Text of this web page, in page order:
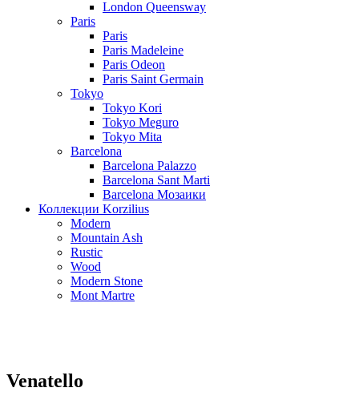
London Queensway
Paris
Paris
Paris Madeleine
Paris Odeon
Paris Saint Germain
Tokyo
Tokyo Kori
Tokyo Meguro
Tokyo Mita
Barcelona
Barcelona Palazzo
Barcelona Sant Marti
Barcelona Мозаики
Коллекции Korzilius
Modern
Mountain Ash
Rustic
Wood
Modern Stone
Mont Martre
Venatello